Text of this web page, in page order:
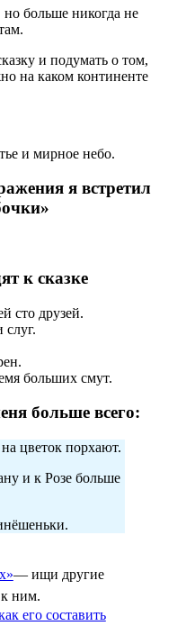
больше никогда не
и подумать о том,
на каком континенте
и мирное небо.
я встретил
к сказке
сто друзей.
больших смут.
больше всего:
цветок порхают.
и к Розе больше
— ищи другие
ним.
его составить